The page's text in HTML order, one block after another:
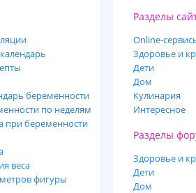
беременности
по неделям
при беременности
веса
фигуры
Разделы
Online-
Здоровье и
Дети
Дом
Кулинария
Интересное
Разделы
Здоровье и
Дети
Дом